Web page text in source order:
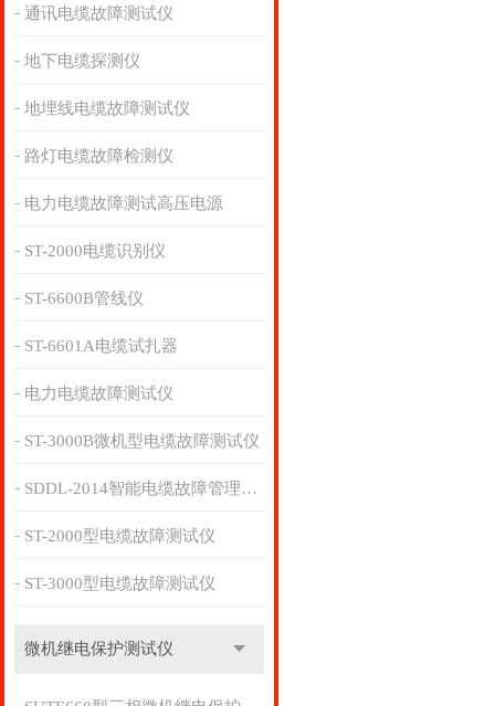
通讯电缆故障测试仪
地下电缆探测仪
地埋线电缆故障测试仪
路灯电缆故障检测仪
电力电缆故障测试高压电源
ST-2000电缆识别仪
ST-6600B管线仪
ST-6601A电缆试扎器
电力电缆故障测试仪
ST-3000B微机型电缆故障测试仪
SDDL-2014智能电缆故障管理系统
ST-2000型电缆故障测试仪
ST-3000型电缆故障测试仪
微机继电保护测试仪